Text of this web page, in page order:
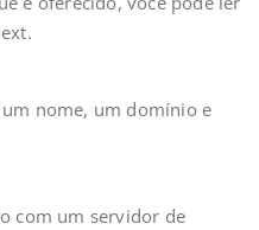
nome, um domínio e
com um servidor de